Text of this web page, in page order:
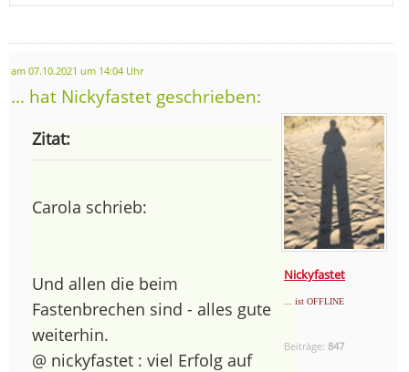
am 07.10.2021 um 14:04 Uhr
... hat Nickyfastet geschrieben:
Nickyfastet
... ist OFFLINE
Beiträge:847
Zitat:
Carola schrieb:
Und allen die beim
Fastenbrechen sind - alles gute
weiterhin.
@ nickyfastet : viel Erfolg auf